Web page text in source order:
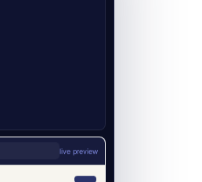
live preview